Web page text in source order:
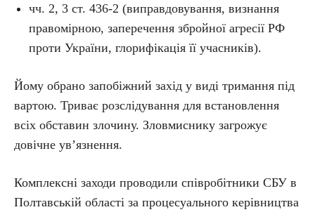
чч. 2, 3 ст. 436-2 (виправдовування, визнання
правомірною, заперечення збройної агресії РФ
проти України, глорифікація її учасників).
Йому обрано запобіжний захід у виді тримання під
вартою. Триває розслідування для встановлення
всіх обставин злочину. Зловмиснику загрожує
довічне ув’язнення.
Комплексні заходи проводили співробітники СБУ в
Полтавській області за процесуального керівництва